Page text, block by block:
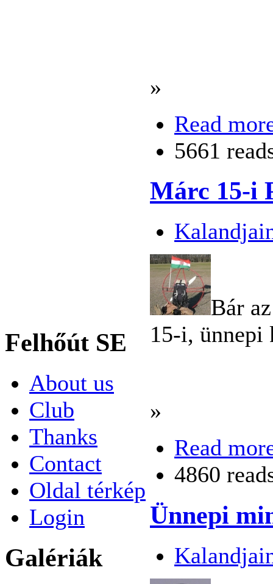
Felhőút SE
About us
Club
Thanks
Contact
Oldal térkép
Login
Galériák
»
Read
5661
Márc 15-i
Bár
15-i, ünnepi
»
Read
4860
Ünnepi